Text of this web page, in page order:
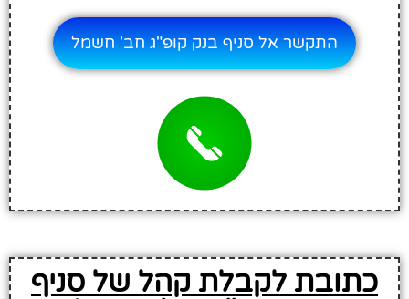
התקשר אל סניף בנק קופ"ג חב' חשמל
כתובת לקבלת קהל של סניף